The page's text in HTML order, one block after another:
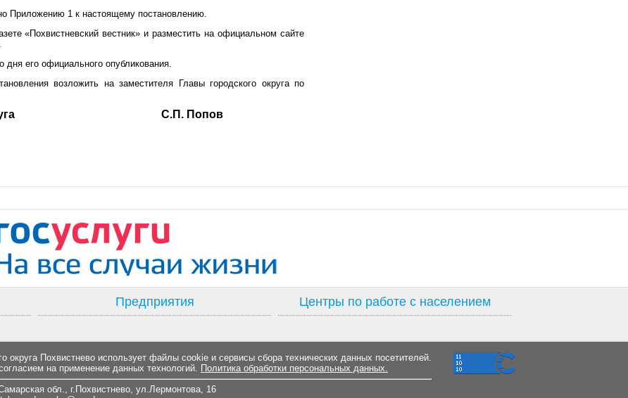
Приложению 1 к настоящему постановлению.
«Похвистневский вестник» и разместить на официальном сайте
его официального опубликования.
возложить на заместителя Главы городского округа по
округа С.П. Попов
Предприятия Центры по работе с населением
округа Похвистнево использует файлы cookie и сервисы сбора технических данных посетителей.
на применение данных технологий. Политика обработки персональных данных.
обл., г.Похвистнево, ул.Лермонтова, 16